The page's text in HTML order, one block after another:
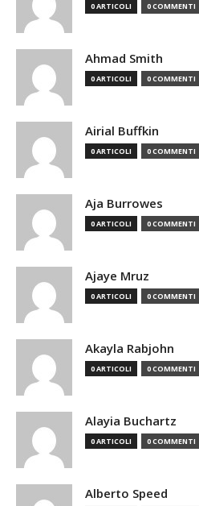
0 ARTICOLI 0 COMMENTI
Ahmad Smith
0 ARTICOLI 0 COMMENTI
Airial Buffkin
0 ARTICOLI 0 COMMENTI
Aja Burrowes
0 ARTICOLI 0 COMMENTI
Ajaye Mruz
0 ARTICOLI 0 COMMENTI
Akayla Rabjohn
0 ARTICOLI 0 COMMENTI
Alayia Buchartz
0 ARTICOLI 0 COMMENTI
Alberto Speed